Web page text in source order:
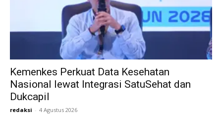
Kemenkes Perkuat Data Kesehatan
Nasional lewat Integrasi SatuSehat dan
Dukcapil
redaksi - 4 Agustus 2026